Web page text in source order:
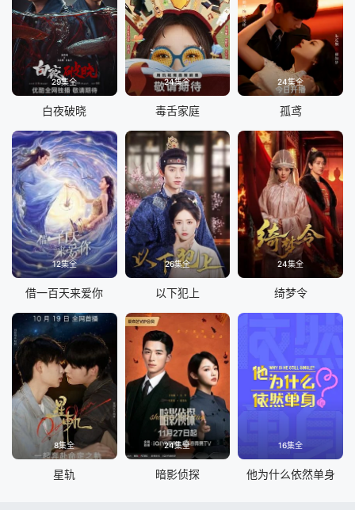
29集全
白夜破晓
24集全
毒舌家庭
24集全
孤鸢
12集全
借一百天来爱你
26集全
以下犯上
24集全
绮梦令
8集全
星轨
24集全
暗影侦探
16集全
他为什么依然单身